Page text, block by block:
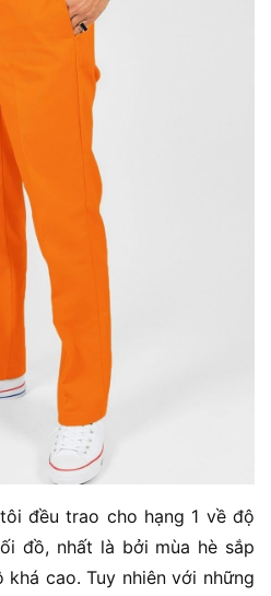
đều trao cho hạng 1 về độ
đồ, nhất là bởi mùa hè sắp
cao. Tuy nhiên với những